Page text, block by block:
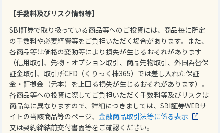
【手数料及びリスク情報等】
SBI証券で取り扱っている商品等へのご投資には、商品毎に所定
の手数料や必要経費等をご負担いただく場合があります。また、
各商品等は価格の変動等により損失が生じるおそれがあります
（信用取引、先物・オプション取引、商品先物取引、外国為替保
証金取引、取引所CFD（くりっく株365）では差し入れた保証
金・証拠金（元本）を上回る損失が生じるおそれがあります）。
各商品等への投資に際してご負担いただく手数料等及びリスクは
商品毎に異なりますので、詳細につきましては、SBI証券WEBサ
イトの当該商品等のページ、金融商品取引法等に係る表示
又は契約締結前交付書面等をご確認ください。